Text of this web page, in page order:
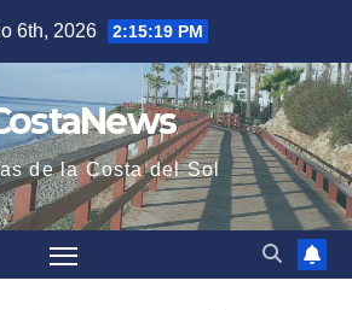
6th, 2026 2:15:20 PM
de la Costa del Sol